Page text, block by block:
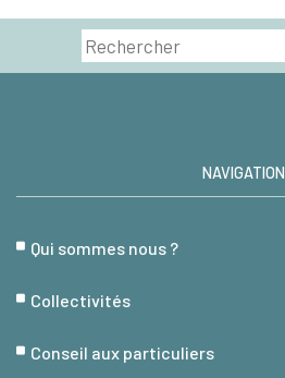
NAVIGATION
Qui sommes nous ?
Collectivités
Conseil aux particuliers